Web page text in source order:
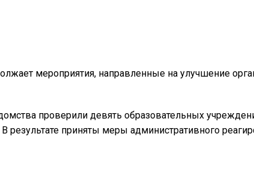
мероприятия, направленные на улучшение
проверили девять образовательных
результате приняты меры административного